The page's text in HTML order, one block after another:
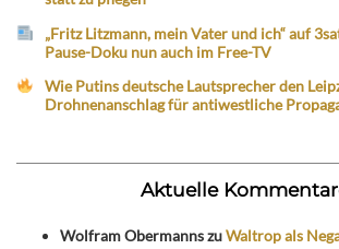
„Fritz Litzmann, mein Vater und ich“ auf
Pause-Doku nun auch im Free-TV
Wie Putins deutsche Lautsprecher den
Drohnenanschlag für antiwestliche
Aktuelle
Wolfram ObermannszuWaltrop als